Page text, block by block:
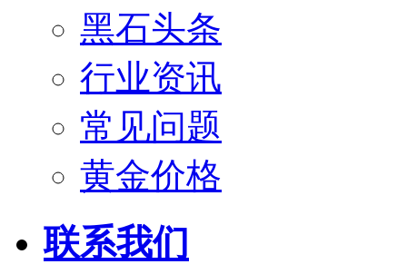
黑石头条
行业资讯
常见问题
黄金价格
联系我们